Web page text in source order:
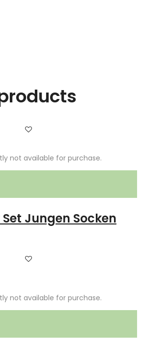
not available for purchase.
Jungen Socken
not available for purchase.